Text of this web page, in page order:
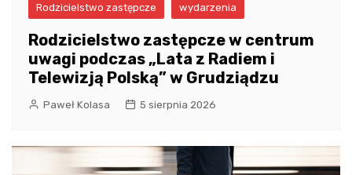
Rodzicielstwo zastępcze wydarzenia
Rodzicielstwo zastępcze w centrum
uwagi podczas „Lata z Radiem i
Telewizją Polską” w Grudziądzu
Paweł Kolasa 5 sierpnia 2026